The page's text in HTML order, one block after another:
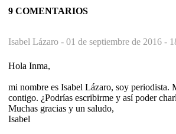
9 COMENTARIOS
Isabel Lázaro - 01 de septiembre de 2016 -
Hola Inma,
mi nombre es Isabel Lázaro, soy periodista.
contigo. ¿Podrías escribirme y así poder
Muchas gracias y un saludo,
Isabel